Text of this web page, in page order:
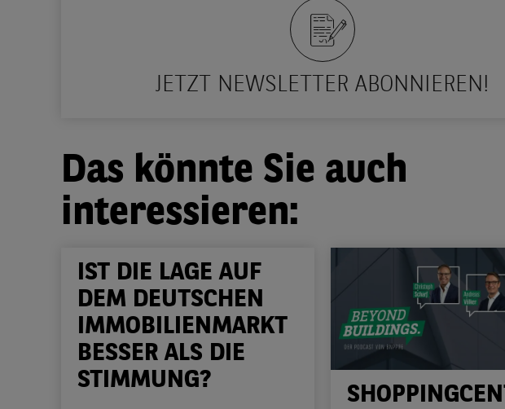
JETZT NEWSLETTER ABONNIEREN!
Das könnte Sie auch
interessieren:
IST DIE LAGE AUF
DEM DEUTSCHEN
IMMOBILIENMARKT
BESSER ALS DIE
STIMMUNG?